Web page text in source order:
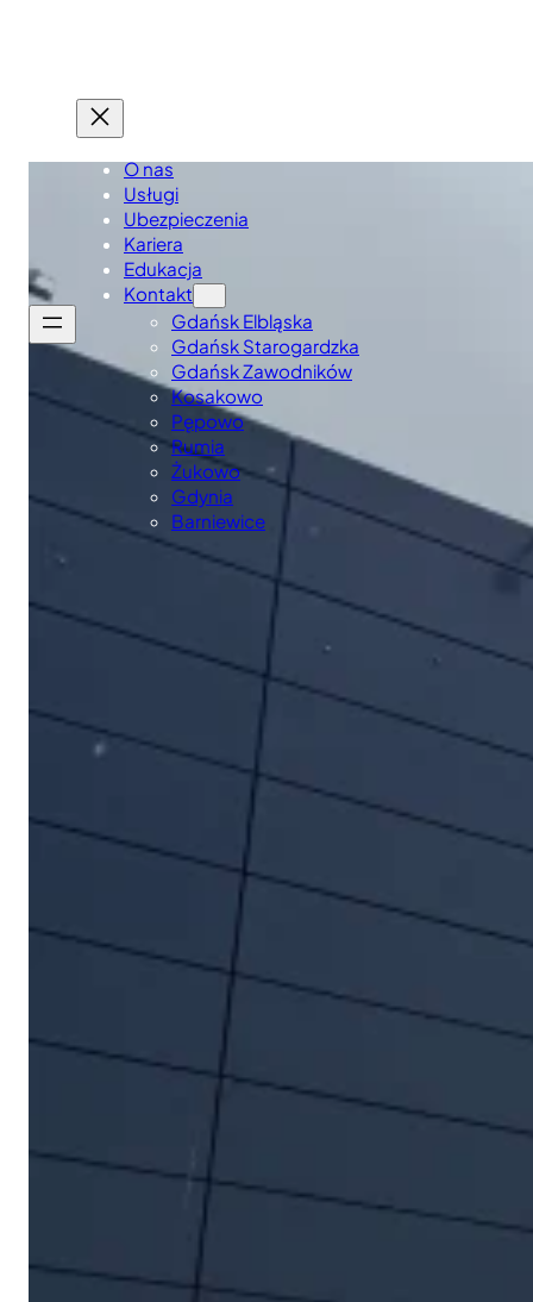
O nas
Usługi
Ubezpieczenia
Kariera
Edukacja
Kontakt
Gdańsk Elbląska
Gdańsk Starogardzka
Gdańsk Zawodników
Kosakowo
Pępowo
Rumia
Żukowo
Gdynia
Barniewice